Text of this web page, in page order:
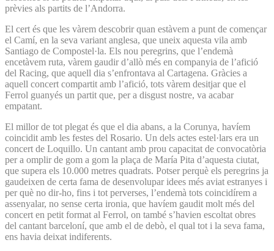
prèvies als partits de l’Andorra.
El cert és que les vàrem descobrir quan estàvem a punt de començar
el Camí, en la seva variant anglesa, que uneix aquesta vila amb
Santiago de Compostel·la. Els nou peregrins, que l’endemà
encetàvem ruta, vàrem gaudir d’allò més en companyia de l’afició
del Racing, que aquell dia s’enfrontava al Cartagena. Gràcies a
aquell concert compartit amb l’afició, tots vàrem desitjar que el
Ferrol guanyés un partit que, per a disgust nostre, va acabar
empatant.
El millor de tot plegat és que el dia abans, a la Corunya, havíem
coincidit amb les festes del Rosario. Un dels actes estel·lars era un
concert de Loquillo. Un cantant amb prou capacitat de convocatòria
per a omplir de gom a gom la plaça de María Pita d’aquesta ciutat,
que supera els 10.000 metres quadrats. Potser perquè els peregrins ja
gaudeixen de certa fama de desenvolupar idees més aviat estranyes i
per què no dir-ho, fins i tot perverses, l’endemà tots coincidírem a
assenyalar, no sense certa ironia, que havíem gaudit molt més del
concert en petit format al Ferrol, on també s’havien escoltat obres
del cantant barceloní, que amb el de debò, el qual tot i la seva fama,
ens havia deixat indiferents.